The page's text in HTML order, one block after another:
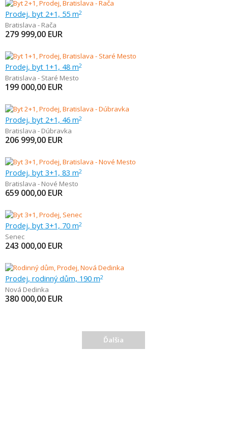
Prodej, byt 2+1, 55 m2
Bratislava - Rača
279 999,00 EUR
Prodej, byt 1+1, 48 m2
Bratislava - Staré Mesto
199 000,00 EUR
Prodej, byt 2+1, 46 m2
Bratislava - Dúbravka
206 999,00 EUR
Prodej, byt 3+1, 83 m2
Bratislava - Nové Mesto
659 000,00 EUR
Prodej, byt 3+1, 70 m2
Senec
243 000,00 EUR
Prodej, rodinný dům, 190 m2
Nová Dedinka
380 000,00 EUR
Ďalšia